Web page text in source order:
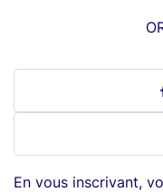
En vous inscrivant,